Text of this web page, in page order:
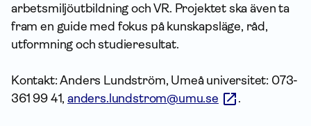
arbetsmiljöutbildning och VR. Projektet ska även ta
fram en guide med fokus på kunskapsläge, råd,
utformning och studieresultat.
Kontakt: Anders Lundström, Umeå universitet: 073-
361 99 41,anders.lundstrom@umu.se .